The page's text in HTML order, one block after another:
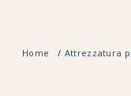
Home Attrezzatura